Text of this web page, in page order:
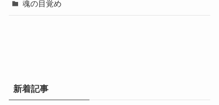
魂の目覚め
新着記事